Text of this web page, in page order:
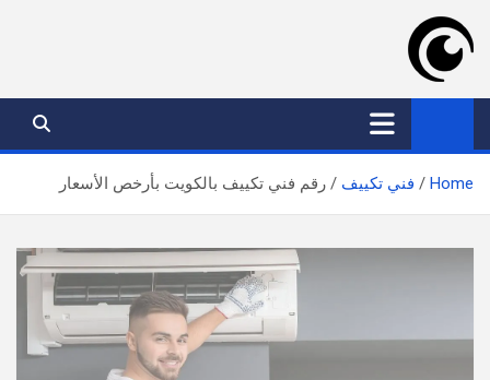
content
موقع عدسة الكويت
افضل خدمات بالكويت
Home فني تكييف رقم فني تكييف بالكويت بأرخص الأسعار